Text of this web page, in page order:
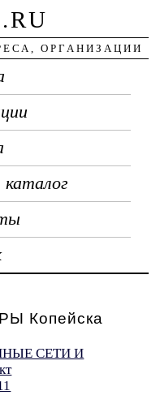
ОРГАНИЗАЦИИ
Копейска
СЕТИ И